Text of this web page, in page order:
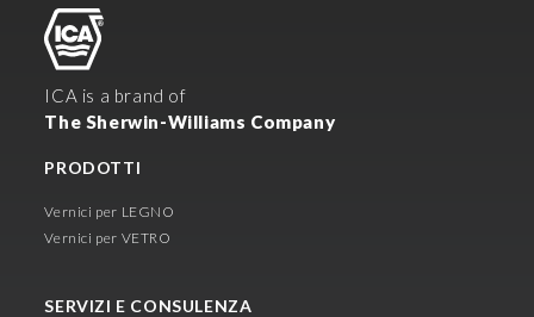
ICA is a brand of
The Sherwin-Williams Company
PRODOTTI
Vernici per LEGNO
Vernici per VETRO
SERVIZI E CONSULENZA